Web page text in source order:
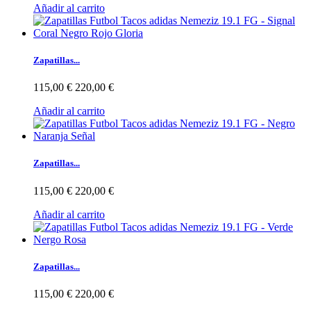
Añadir al carrito
Zapatillas...
115,00 € 220,00 €
Añadir al carrito
Zapatillas...
115,00 € 220,00 €
Añadir al carrito
Zapatillas...
115,00 € 220,00 €